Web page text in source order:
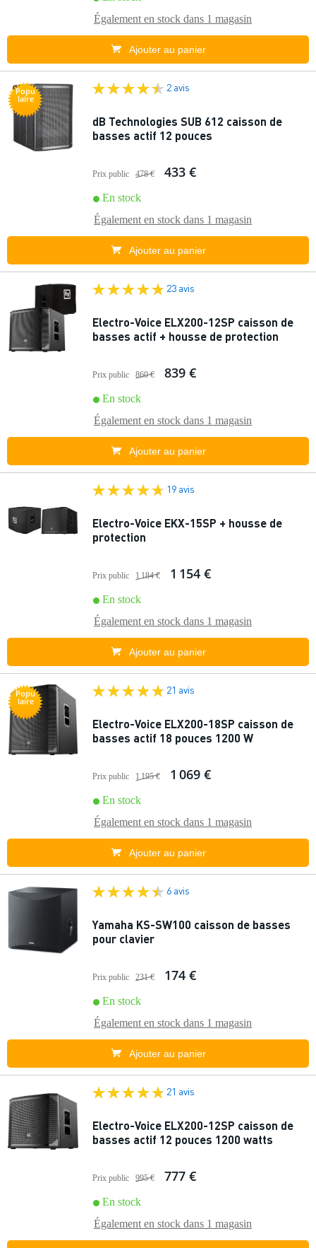
Également en stock dans 1 magasin
Ajouter au panier
Popu
laire
2 avis
dB Technologies SUB 612 caisson de
basses actif 12 pouces
Prix public 478 € 433 €
En stock
Également en stock dans 1 magasin
Ajouter au panier
23 avis
Electro-Voice ELX200-12SP caisson de
basses actif + housse de protection
Prix public 860 € 839 €
En stock
Également en stock dans 1 magasin
Ajouter au panier
19 avis
Electro-Voice EKX-15SP + housse de
protection
Prix public 1 184 € 1 154 €
En stock
Également en stock dans 1 magasin
Ajouter au panier
Popu
laire
21 avis
Electro-Voice ELX200-18SP caisson de
basses actif 18 pouces 1200 W
Prix public 1 195 € 1 069 €
En stock
Également en stock dans 1 magasin
Ajouter au panier
6 avis
Yamaha KS-SW100 caisson de basses
pour clavier
Prix public 231 € 174 €
En stock
Également en stock dans 1 magasin
Ajouter au panier
21 avis
Electro-Voice ELX200-12SP caisson de
basses actif 12 pouces 1200 watts
Prix public 995 € 777 €
En stock
Également en stock dans 1 magasin